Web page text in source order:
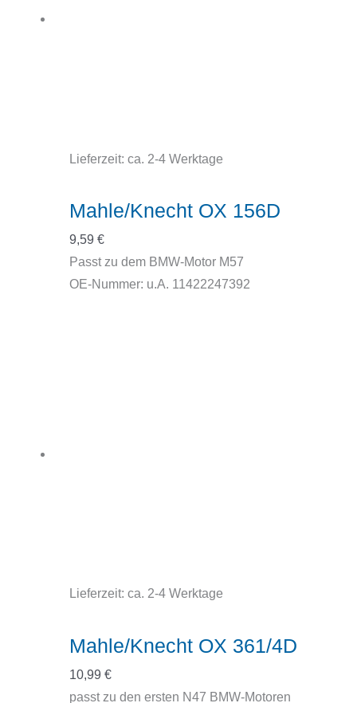
Lieferzeit: ca. 2-4 Werktage
Mahle/Knecht OX 156D
9,59 €
Passt zu dem BMW-Motor M57
OE-Nummer: u.A. 11422247392
Lieferzeit: ca. 2-4 Werktage
Mahle/Knecht OX 361/4D
10,99 €
passt zu den ersten N47 BMW-Motoren